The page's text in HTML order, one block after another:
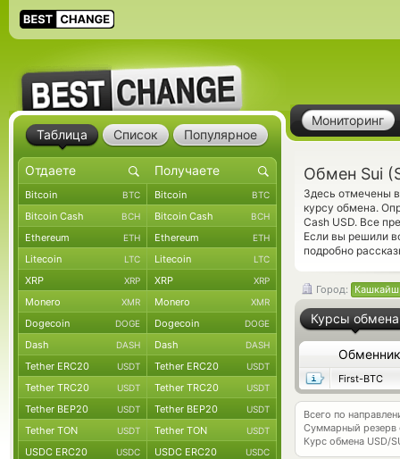
Мониторинг
Обмен Sui
Здесь отмечены
курсу обмена.
Cash USD. Все
Если вы решили
подробно
Город: Кашкайш
Курсы обмена
Обменник
First-BTC
Всего по
Суммарный резерв
Курс обмена USD/
Таблица Список Популярное
Bitcoin BTC Bitcoin BTC
Bitcoin Cash BCH Bitcoin Cash BCH
Ethereum ETH Ethereum ETH
Litecoin LTC Litecoin LTC
XRP XRP XRP XRP
Monero XMR Monero XMR
Dogecoin DOGE Dogecoin DOGE
Dash DASH Dash DASH
Tether ERC20 USDT Tether ERC20 USDT
Tether TRC20 USDT Tether TRC20 USDT
Tether BEP20 USDT Tether BEP20 USDT
Tether TON USDT Tether TON USDT
USDC ERC20 USDC USDC ERC20 USDC